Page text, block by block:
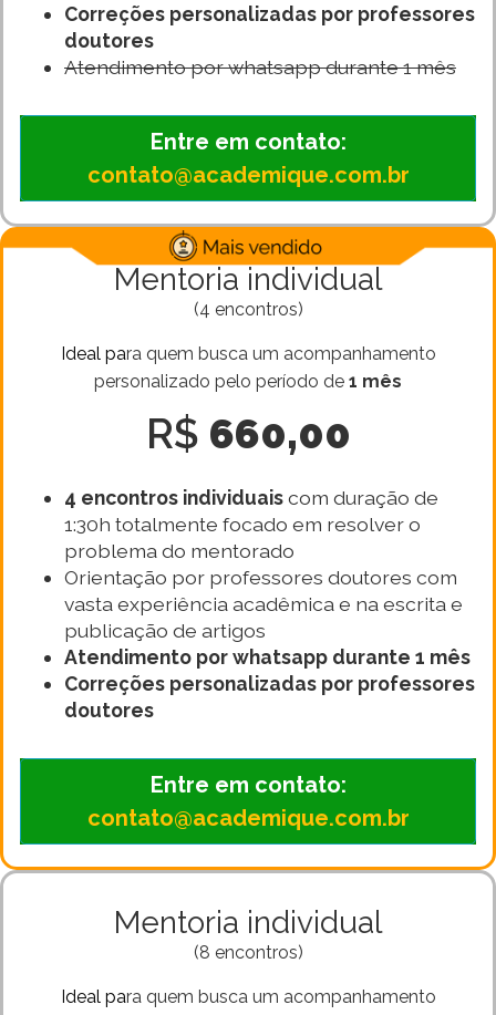
Correções personalizadas por professores
doutores
Atendimento por whatsapp durante 1 mês
Entre em contato:
contato@academique.com.br
Mentoria individual
(4 encontros)
Ideal para quem busca um acompanhamento
personalizado pelo período de 1 mês
R$ 660,00
4 encontros individuaiscom duração de
1:30h totalmente focado em resolver o
problema do mentorado
Orientação por professores doutores com
vasta experiência acadêmica e na escrita e
publicação de artigos
Atendimento por whatsapp durante 1 mês
Correções personalizadas por professores
doutores
Entre em contato:
contato@academique.com.br
Mentoria individual
(8 encontros)
Ideal para quem busca um acompanhamento